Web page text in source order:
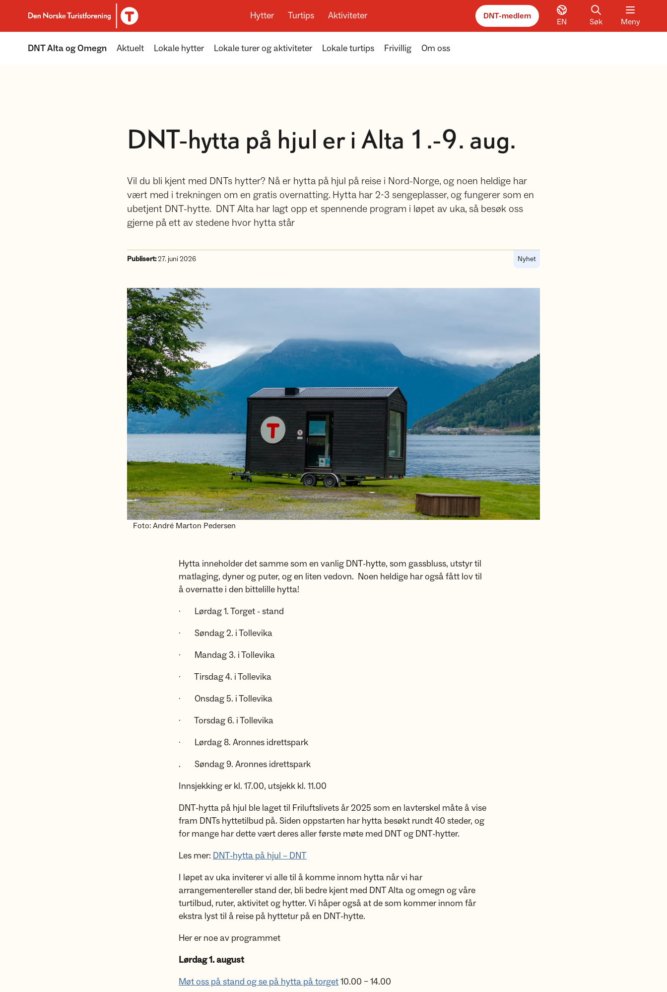
Til DNT.no forside
Hytter Turtips Aktiviteter DNT-medlem
EN Søk Meny
DNT Alta og Omegn Aktuelt Lokale hytter Lokale turer og aktiviteter Lokale turtips Frivillig Om oss
DNT-hytta på hjul er i Alta 1.-9. aug.
Vil du bli kjent med DNTs hytter? Nå er hytta på hjul på reise i Nord-Norge, og noen heldige har
vært med i trekningen om en gratis overnatting. Hytta har 2-3 sengeplasser, og fungerer som en
ubetjent DNT-hytte. DNT Alta har lagt opp et spennende program i løpet av uka, så besøk oss
gjerne på ett av stedene hvor hytta står
Publisert:27. juni 2026 Nyhet
Foto: André Marton Pedersen
Hytta inneholder det samme som en vanlig DNT-hytte, som gassbluss, utstyr til
matlaging, dyner og puter, og en liten vedovn. Noen heldige har også fått lov til
å overnatte i den bittelille hytta!
· Lørdag 1. Torget - stand
· Søndag 2. i Tollevika
· Mandag 3. i Tollevika
· Tirsdag 4. i Tollevika
· Onsdag 5. i Tollevika
· Torsdag 6. i Tollevika
· Lørdag 8. Aronnes idrettspark
. Søndag 9. Aronnes idrettspark
Innsjekking er kl. 17.00, utsjekk kl. 11.00
DNT-hytta på hjul ble laget til Friluftslivets år 2025 som en lavterskel måte å vise
fram DNTs hyttetilbud på. Siden oppstarten har hytta besøkt rundt 40 steder, og
for mange har dette vært deres aller første møte med DNT og DNT-hytter.
Les mer: DNT-hytta på hjul – DNT
I løpet av uka inviterer vi alle til å komme innom hytta når vi har
arrangementereller stand der, bli bedre kjent med DNT Alta og omegn og våre
turtilbud, ruter, aktivitet og hytter. Vi håper også at de som kommer innom får
ekstra lyst til å reise på hyttetur på en DNT-hytte.
Her er noe av programmet
Lørdag 1. august
Møt oss på stand og se på hytta på torget10.00 – 14.00